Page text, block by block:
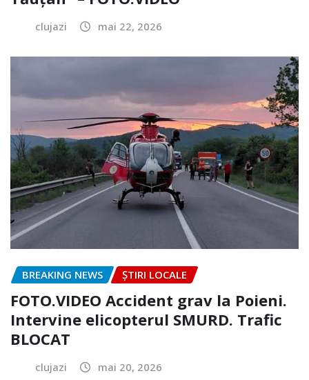
clujazi mai 22, 2026
BREAKING NEWS ȘTIRI LOCALE
FOTO.VIDEO Accident grav la Poieni.
Intervine elicopterul SMURD. Trafic
BLOCAT
clujazi mai 20, 2026